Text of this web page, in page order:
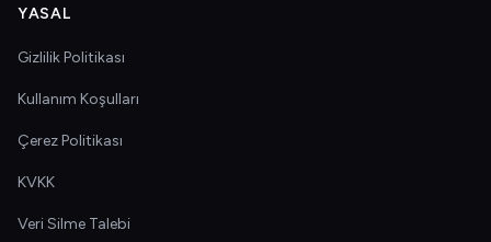
YASAL
Gizlilik Politikası
Kullanım Koşulları
Çerez Politikası
KVKK
Veri Silme Talebi